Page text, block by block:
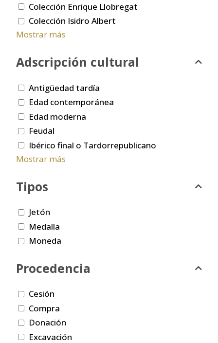
Colección Enrique Llobregat
Colección Isidro Albert
Mostrar más
Adscripción cultural
Antigüedad tardía
Edad contemporánea
Edad moderna
Feudal
Ibérico final o Tardorrepublicano
Mostrar más
Tipos
Jetón
Medalla
Moneda
Procedencia
Cesión
Compra
Donación
Excavación